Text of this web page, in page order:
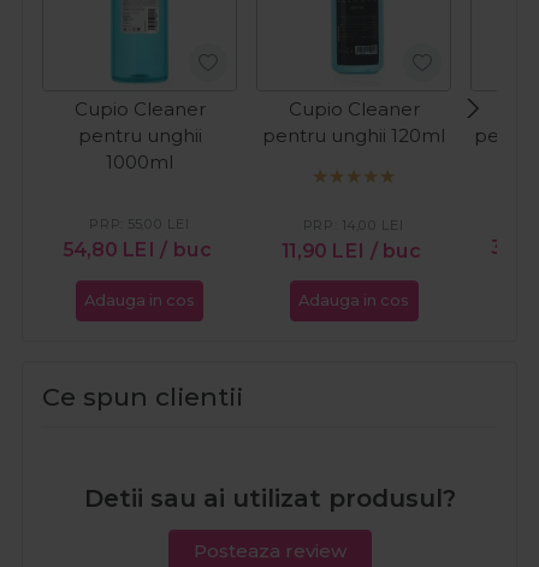
Cupio Cleaner
pentru unghii
1000ml
54,80 LEI / buc
PRP: 55,00 LEI
Adauga in cos
Cupio Cleaner
pentru unghii 120ml
11,90 LEI / buc
PRP: 14,00 LEI
Adauga in cos
Ce spun clientii
Detii sau ai utilizat produsul?
Posteaza review